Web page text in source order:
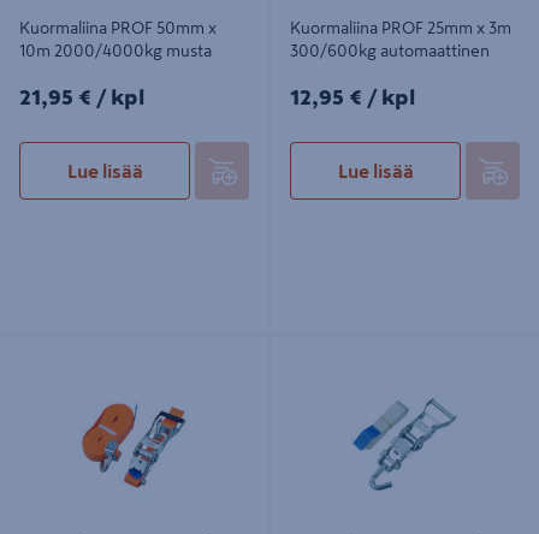
Kuormaliina PROF 50mm x
10m 2000/4000kg musta
21,95€/kpl
21,95 € / kpl
Lue lisää
Kuormaliina PROF 25mm x 3m
300/600kg automaattinen
12,95€/kpl
12,95 € / kpl
Lue lisää